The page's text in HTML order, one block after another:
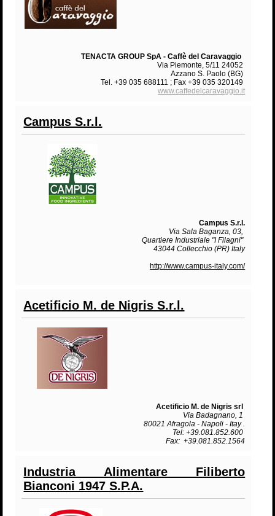
TENACTA GROUP SpA - Caffè del Caravaggio
Via Piemonte, 5/11 24052
Azzano S. Paolo (BG)
Tel. +39 035 688111 ; Fax +39 035 320149
www.caffedelcaravaggio.it
Campus S.r.l.
Campus S.r.l.
Via Sala Baganza, 03,
Quartiere Industriale "I Filagni"
43044 Collecchio (PR) Italy
http://www.campus-italy.com/
Acetificio M. de Nigris S.r.l.
Acetificio M. de Nigris srl
Via Badagnano, 1
80021 Afragola - Napoli - Itay .
Tel: +39.081.852.600
Fax: +39.081.852.1564
Industria Alimentare Filiberto
Bianconi 1947 S.P.A.